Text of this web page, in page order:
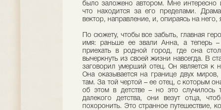
было заложено автором. Мне интересно
что находится за его пределами.
вектор, направление, и, опираясь на него,
По сюжету, чтобы все забыть, главная
имя: раньше ее звали Анна, а теперь
приехать в родной город, где она
вычеркнуть из своей жизни навсегда. В
заговорил умерший отец. Он является к
Она оказывается на границе двух
там. За той чертой – ее отец, с которым
об этом в детстве – но это случилось
далекого детства, они везут отца,
похоронить. Это странное путешествие,